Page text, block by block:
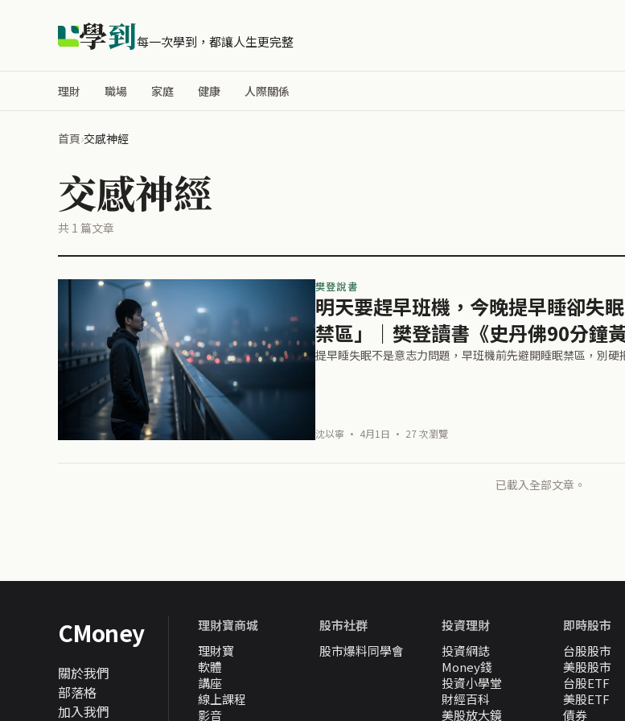
學到每一次學到，都讓人生更完整
理財 職場 家庭 健康 人際關係
首頁›交感神經
交感神經
共 1 篇文章
樊登說書
明天要趕早班機，今晚提早睡卻失
禁區」｜樊登讀書《史丹佛90分鐘
提早睡失眠不是意志力問題，早班機前先避開睡眠禁區，別硬
沈以寧 · 4月1日 · 27 次瀏覽
已載入全部文章。
CMoney
關於我們
部落格
加入我們
理財寶商城
理財寶
軟體
講座
線上課程
影音
股市社群
股市爆料同學會
投資理財
投資網誌
Money錢
投資小學堂
財經百科
美股放大鏡
即時股市
台股股市
美股股市
台股ETF
美股ETF
債券